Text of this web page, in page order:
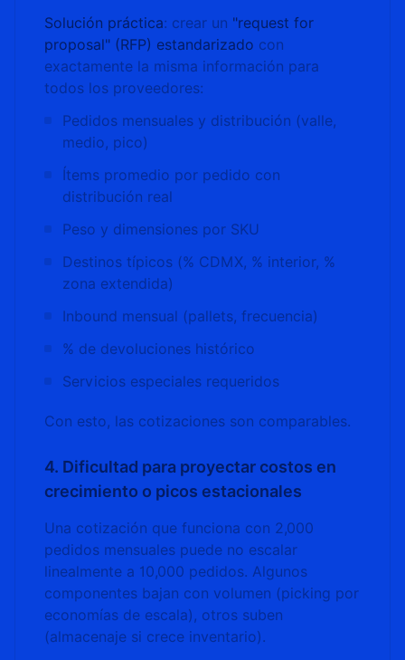
Solución práctica: crear un "request for
proposal" (RFP) estandarizado con
exactamente la misma información para
todos los proveedores:
Pedidos mensuales y distribución (valle,
medio, pico)
Ítems promedio por pedido con
distribución real
Peso y dimensiones por SKU
Destinos típicos (% CDMX, % interior, %
zona extendida)
Inbound mensual (pallets, frecuencia)
% de devoluciones histórico
Servicios especiales requeridos
Con esto, las cotizaciones son comparables.
4. Dificultad para proyectar costos en
crecimiento o picos estacionales
Una cotización que funciona con 2,000
pedidos mensuales puede no escalar
linealmente a 10,000 pedidos. Algunos
componentes bajan con volumen (picking por
economías de escala), otros suben
(almacenaje si crece inventario).